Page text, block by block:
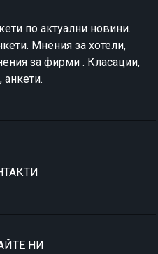
по актуални новини.
Мнения за хотели,
за фирми . Класации,
анкети.
НИ